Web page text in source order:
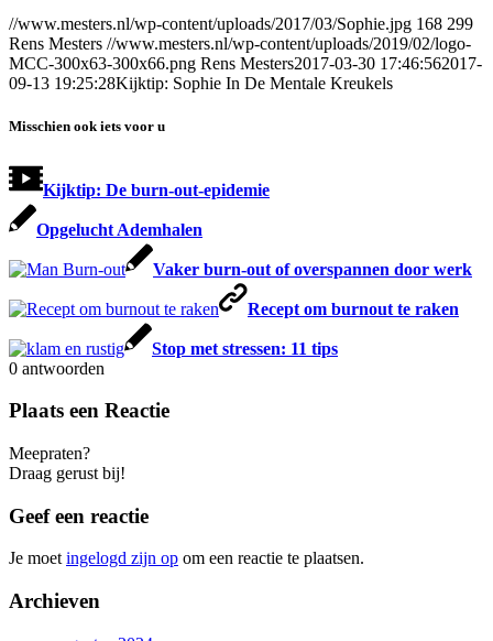
//www.mesters.nl/wp-content/uploads/2017/03/Sophie.jpg 168 299
Rens Mesters //www.mesters.nl/wp-content/uploads/2019/02/logo-
MCC-300x63-300x66.png Rens Mesters2017-03-30 17:46:562017-
09-13 19:25:28Kijktip: Sophie In De Mentale Kreukels
Misschien ook iets voor u
Kijktip: De burn-out-epidemie
Opgelucht Ademhalen
Vaker burn-out of overspannen door werk
Recept om burnout te raken
Stop met stressen: 11 tips
0 antwoorden
Plaats een Reactie
Meepraten?
Draag gerust bij!
Geef een reactie
Je moet ingelogd zijn op om een reactie te plaatsen.
Archieven